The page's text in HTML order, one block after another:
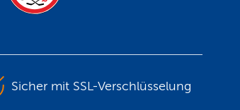
Sicher mit SSL-Verschlüsselung